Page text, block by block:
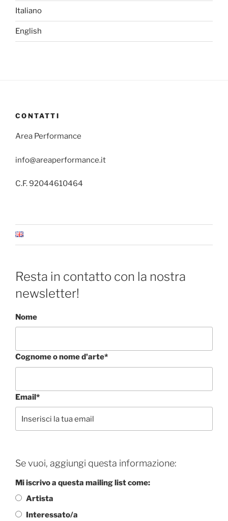
Italiano
English
CONTATTI
Area Performance
info@areaperformance.it
C.F. 92044610464
Resta in contatto con la nostra
newsletter!
Nome
Cognome o nome d'arte*
Email*
Se vuoi, aggiungi questa informazione:
Mi iscrivo a questa mailing list come:
Artista
Interessato/a